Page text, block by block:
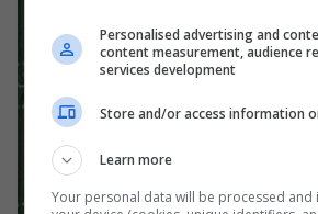
Personalised advertising and
content measurement, audience
services development
Store and/or access information
Learn more
Your personal data will be processed